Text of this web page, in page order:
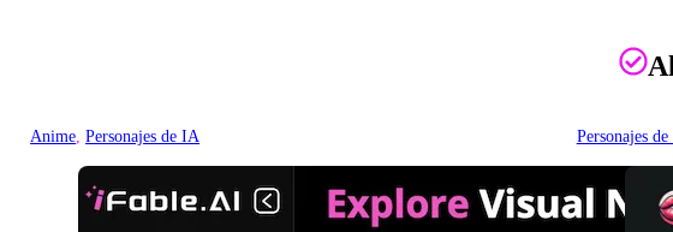
Anime, Personajes de IA Personajes